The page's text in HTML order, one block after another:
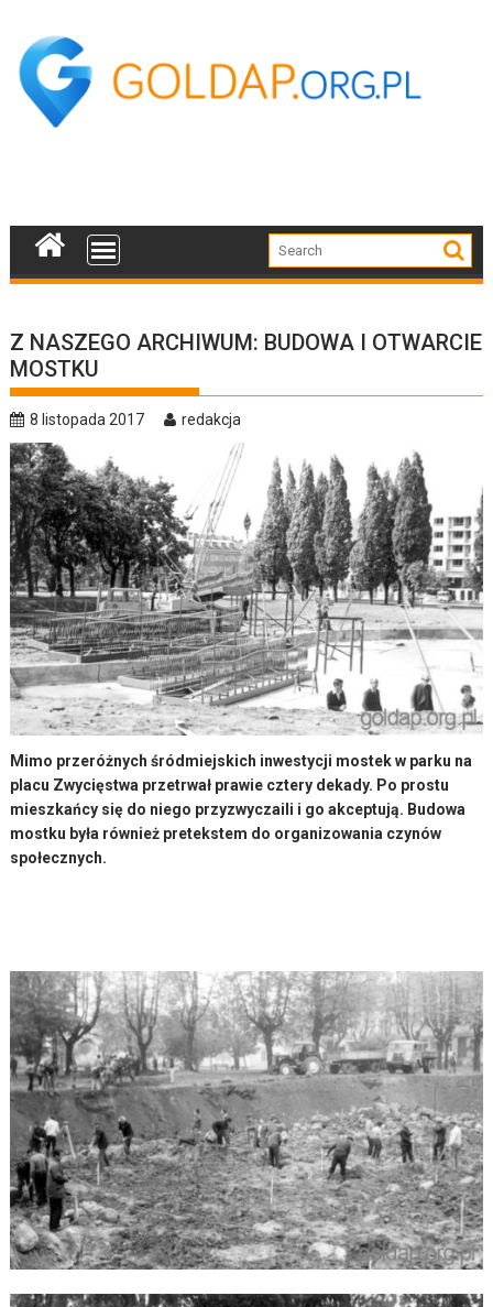
content
Z NASZEGO ARCHIWUM: BUDOWA I OTWARCIE
MOSTKU
8 listopada 2017 redakcja
Mimo przeróżnych śródmiejskich inwestycji mostek w parku na
placu Zwycięstwa przetrwał prawie cztery dekady. Po prostu
mieszkańcy się do niego przyzwyczaili i go akceptują. Budowa
mostku była również pretekstem do organizowania czynów
społecznych.